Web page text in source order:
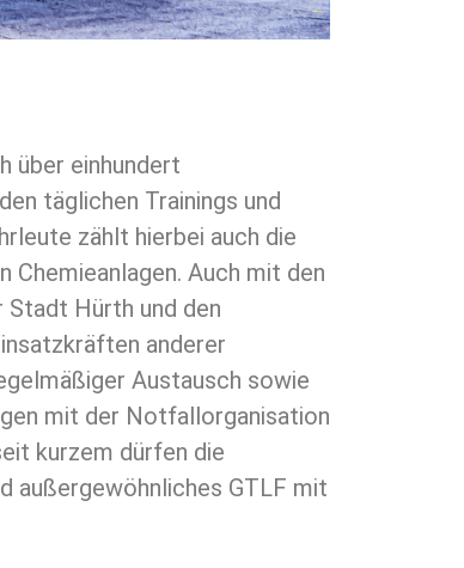
über einhundert
täglichen Trainings und
zählt hierbei auch die
Chemieanlagen. Auch mit den
Hürth und den
anderer
Austausch sowie
mit der Notfallorganisation
kurzem dürfen die
außergewöhnliches GTLF mit